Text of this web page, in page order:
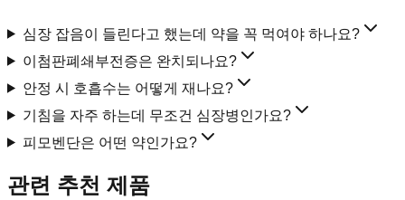
심장 잡음이 들린다고 했는데 약을 꼭 먹여야 하나요?
이첨판폐쇄부전증은 완치되나요?
안정 시 호흡수는 어떻게 재나요?
기침을 자주 하는데 무조건 심장병인가요?
피모벤단은 어떤 약인가요?
관련 추천 제품